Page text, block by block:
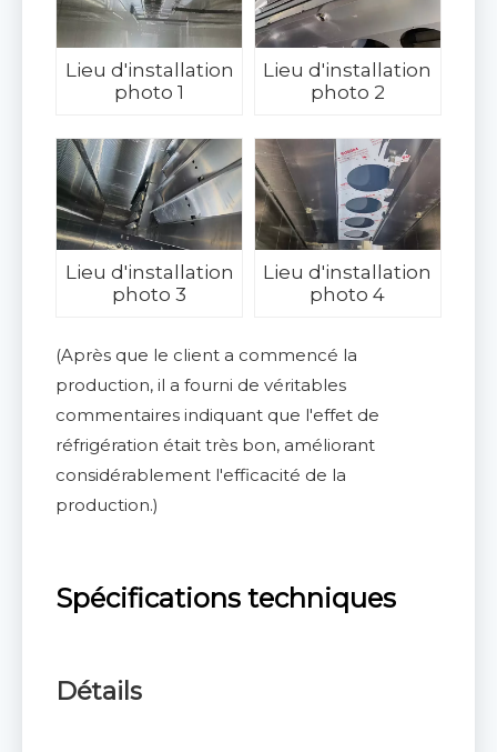
Lieu d'installation
photo 1
Lieu d'installation
photo 2
Lieu d'installation
photo 3
Lieu d'installation
photo 4
(Après que le client a commencé la
production, il a fourni de véritables
commentaires indiquant que l'effet de
réfrigération était très bon, améliorant
considérablement l'efficacité de la
production.)
Spécifications techniques
Détails